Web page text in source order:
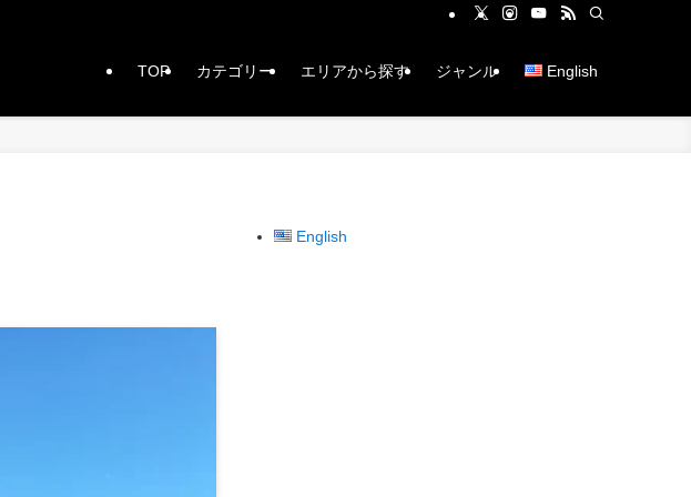
TOP カテゴリー エリアから探す ジャンル English
English